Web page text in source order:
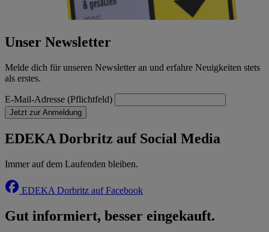
Unser Newsletter
Melde dich für unseren Newsletter an und erfahre Neuigkeiten stets
als erstes.
E-Mail-Adresse (Pflichtfeld)
Jetzt zur Anmeldung
EDEKA Dorbritz auf Social Media
Immer auf dem Laufenden bleiben.
EDEKA Dorbritz auf Facebook
Gut informiert, besser eingekauft.